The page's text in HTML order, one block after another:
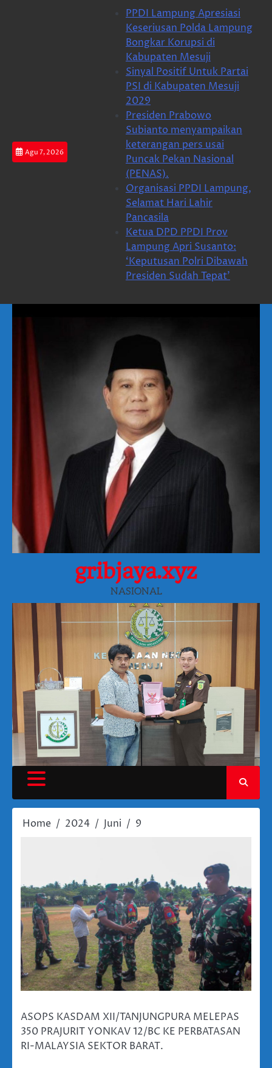
Agu 7, 2026
PPDI Lampung Apresiasi
Keseriusan Polda Lampung
Bongkar Korupsi di
Kabupaten Mesuji
Sinyal Positif Untuk Partai
PSI di Kabupaten Mesuji
2029
Presiden Prabowo
Subianto menyampaikan
keterangan pers usai
Puncak Pekan Nasional
(PENAS).
Organisasi PPDI Lampung,
Selamat Hari Lahir
Pancasila
Ketua DPD PPDI Prov
Lampung Apri Susanto:
‘Keputusan Polri Dibawah
Presiden Sudah Tepat’
gribjaya.xyz
NASIONAL
Home 2024 Juni 9
ASOPS KASDAM XII/TANJUNGPURA MELEPAS
350 PRAJURIT YONKAV 12/BC KE PERBATASAN
RI-MALAYSIA SEKTOR BARAT.